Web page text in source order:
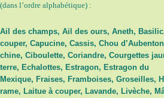
(dans l’ordre alphabétique) :
Ail des champs, Ail des ours, Aneth,
couper, Capucine, Cassis, Chou
chine, Ciboulette, Coriandre, Courgettes
terre, Echalottes, Estragon, Estragon du
Mexique, Fraises, Framboises, Groseilles,
rame, Laitue à couper, Lavande, Livèche,